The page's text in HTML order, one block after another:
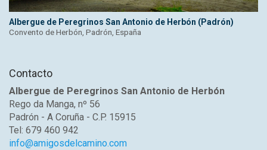
Albergue de Peregrinos San Antonio de Herbón (Padrón)
Convento de Herbón, Padrón, España
Contacto
Albergue de Peregrinos San Antonio de Herbón
Rego da Manga, nº 56
Padrón - A Coruña - C.P. 15915
Tel: 679 460 942
info@amigosdelcamino.com